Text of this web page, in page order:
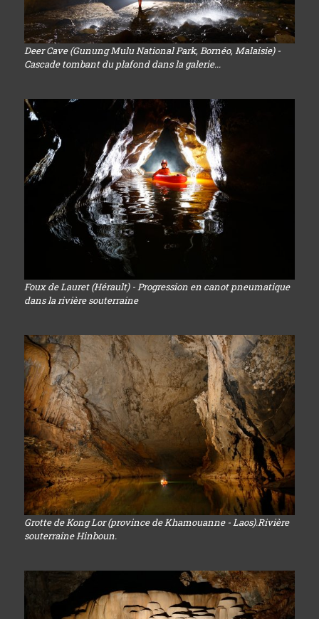
Deer Cave (Gunung Mulu National Park, Bornéo, Malaisie) -
Cascade tombant du plafond dans la galerie...
Foux de Lauret (Hérault) - Progression en canot pneumatique
dans la rivière souterraine
Grotte de Kong Lor (province de Khamouanne - Laos).Rivière
souterraine Hinboun.